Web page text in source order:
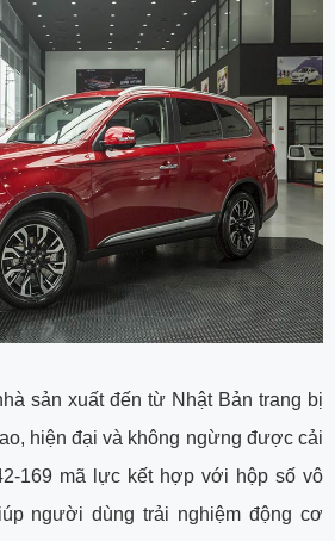
sản xuất đến từ Nhật Bản trang bị
hiện đại và không ngừng được cải
169 mã lực kết hợp với hộp số vô
người dùng trải nghiệm động cơ